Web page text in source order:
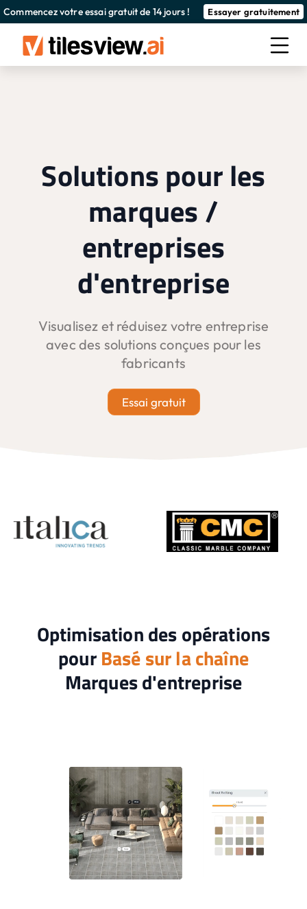
Commencez votre essai gratuit de 14 jours ! Essayer gratuitement
Solutions pour les
marques /
entreprises
d'entreprise
Visualisez et réduisez votre entreprise
avec des solutions conçues pour les
fabricants
Essai gratuit
Optimisation des opérations
pourBasé sur la chaîne
Marques d'entreprise